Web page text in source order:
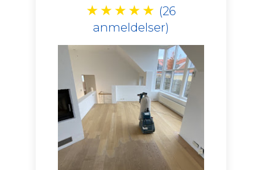
★ ★ ★ ★ ★ (26
anmeldelser)